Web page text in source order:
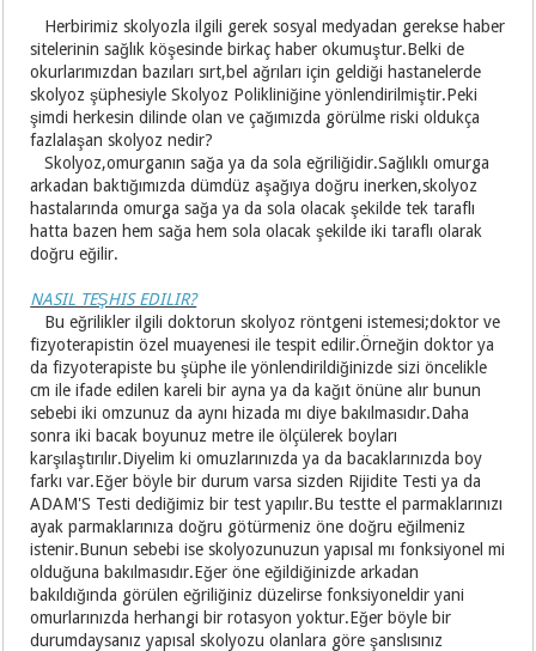
Herbirimiz skolyozla ilgili gerek sosyal medyadan gerekse haber
sitelerinin sağlık köşesinde birkaç haber okumuştur.Belki de
okurlarımızdan bazıları sırt,bel ağrıları için geldiği hastanelerde
skolyoz şüphesiyle Skolyoz Polikliniğine yönlendirilmiştir.Peki
şimdi herkesin dilinde olan ve çağımızda görülme riski oldukça
fazlalaşan skolyoz nedir?
Skolyoz,omurganın sağa ya da sola eğriliğidir.Sağlıklı omurga
arkadan baktığımızda dümdüz aşağıya doğru inerken,skolyoz
hastalarında omurga sağa ya da sola olacak şekilde tek taraflı
hatta bazen hem sağa hem sola olacak şekilde iki taraflı olarak
doğru eğilir.
NASIL TEŞHIS EDILIR?
Bu eğrilikler ilgili doktorun skolyoz röntgeni istemesi;doktor ve
fizyoterapistin özel muayenesi ile tespit edilir.Örneğin doktor ya
da fizyoterapiste bu şüphe ile yönlendirildiğinizde sizi öncelikle
cm ile ifade edilen kareli bir ayna ya da kağıt önüne alır bunun
sebebi iki omzunuz da aynı hizada mı diye bakılmasıdır.Daha
sonra iki bacak boyunuz metre ile ölçülerek boyları
karşılaştırılır.Diyelim ki omuzlarınızda ya da bacaklarınızda boy
farkı var.Eğer böyle bir durum varsa sizden Rijidite Testi ya da
ADAM'S Testi dediğimiz bir test yapılır.Bu testte el parmaklarınızı
ayak parmaklarınıza doğru götürmeniz öne doğru eğilmeniz
istenir.Bunun sebebi ise skolyozunuzun yapısal mı fonksiyonel mi
olduğuna bakılmasıdır.Eğer öne eğildiğinizde arkadan
bakıldığında görülen eğriliğiniz düzelirse fonksiyoneldir yani
omurlarınızda herhangi bir rotasyon yoktur.Eğer böyle bir
durumdaysanız yapısal skolyozu olanlara göre şanslısınız